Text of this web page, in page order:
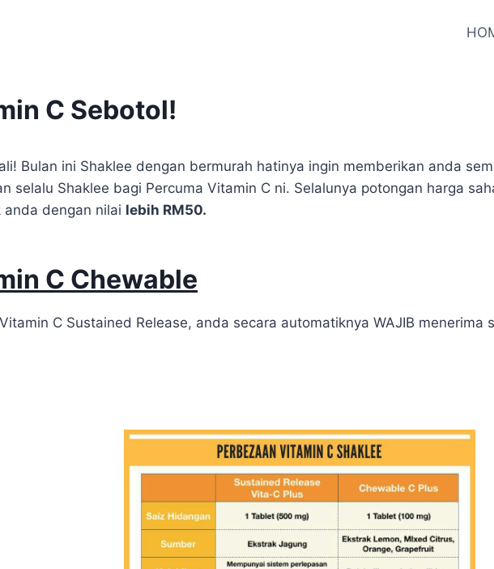
C Sebotol!
Bulan ini Shaklee dengan bermurah hatinya ingin memberikan anda
selalu Shaklee bagi Percuma Vitamin C ni. Selalunya potongan harga
dengan nilai lebih RM50.
C Chewable
C Sustained Release, anda secara automatiknya WAJIB menerima